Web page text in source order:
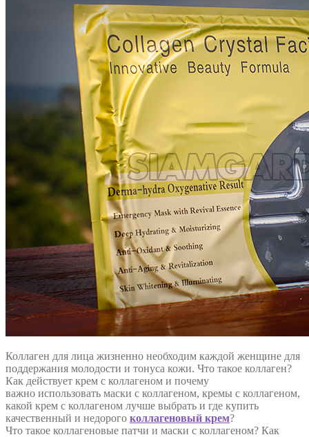
Коллаген для лица жизненно необходим каждой женщине для
поддержания молодости и тонуса кожи. Что такое коллаген?
Как действует крем с коллагеном и почему
важно использовать маски с коллагеном, кремы с коллагеном,
какой крем с коллагеном лучше выбрать и где купить
качественный и недорого коллагеновый крем?
Что такое коллагеновые патчи и маски с коллагеном? Как